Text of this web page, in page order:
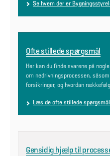
Se hvem der er
Ofte stillede spørgsmål
Her kan du finde svarene på
om nedrivningsprocessen,
forsikringer, og hvordan
Læs de ofte stillede spørgsmål
Gensidig hjælp til